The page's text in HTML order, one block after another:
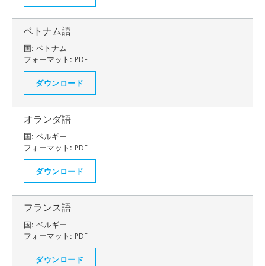
ベトナム語
国: ベトナム
フォーマット: PDF
ダウンロード
オランダ語
国: ベルギー
フォーマット: PDF
ダウンロード
フランス語
国: ベルギー
フォーマット: PDF
ダウンロード